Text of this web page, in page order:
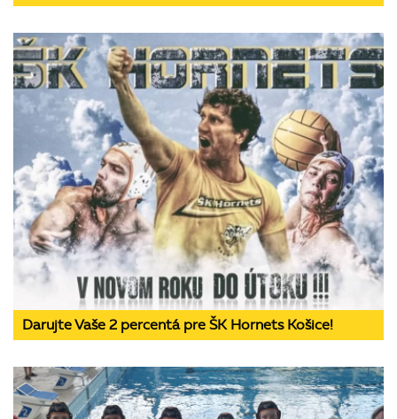
Darujte Vaše 2 percentá pre ŠK Hornets Košice!